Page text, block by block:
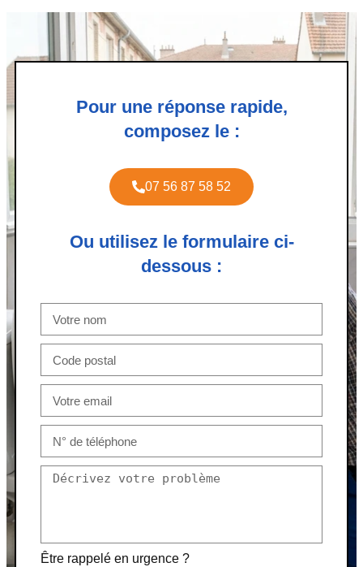
Pour une réponse rapide,
composez le :
07 56 87 58 52
Ou utilisez le formulaire ci-
dessous :
Être rappelé en urgence ?